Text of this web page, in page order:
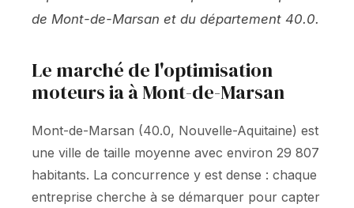
de Mont-de-Marsan et du département 40.0.
Le marché de l'optimisation
moteurs ia à Mont-de-Marsan
Mont-de-Marsan (40.0, Nouvelle-Aquitaine) est
une ville de taille moyenne avec environ 29 807
habitants. La concurrence y est dense : chaque
entreprise cherche à se démarquer pour capter